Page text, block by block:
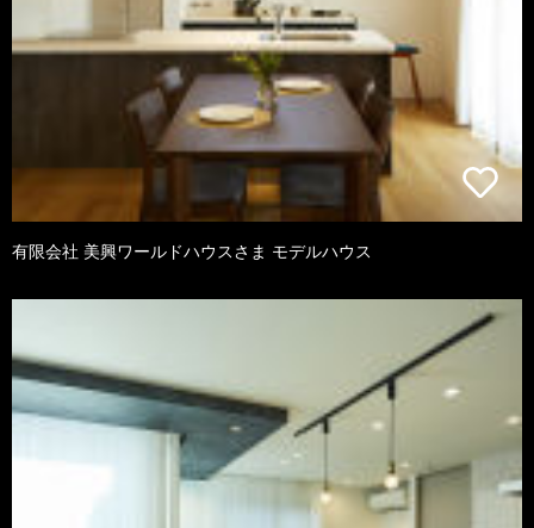
有限会社 美興ワールドハウスさま モデルハウス